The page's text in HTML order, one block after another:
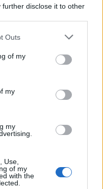
further disclose it to other
one or more Google
You may click to
its third-party tags to
in below Google
Outs
of my
my
my
Use,
of my
with the
és
foci vb -